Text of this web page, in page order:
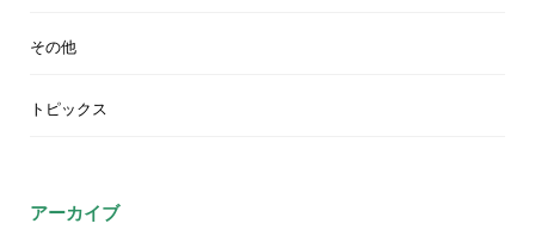
その他
トピックス
アーカイブ